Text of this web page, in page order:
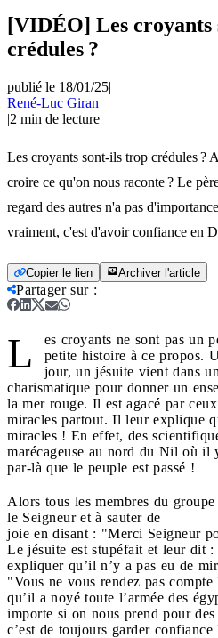
[VIDÉO] Les croyants
crédules ?
publié le 18/01/25|
René-Luc Giran
|2 min de lecture
Les croyants sont-ils trop crédules ?
croire ce qu'on nous raconte ? Le
regard des autres n'a pas
vraiment, c'est d'avoir confiance en
Copier le lien Archiver l'article
Partager sur:
L
es croyants ne sont pas un
petite histoire à ce propos.
jour, un jésuite vient dans
charismatique pour donner un
la mer rouge. Il est agacé par
miracles partout. Il leur explique
miracles ! En effet, des
marécageuse au nord du Nil où il
par-là que le peuple est passé !
Alors tous les membres du
le Seigneur et à sauter de
joie en disant : "Merci Seigneur
Le jésuite est stupéfait et leur dit
expliquer qu’il n’y a pas eu de
"Vous ne vous rendez pas
qu’il a noyé toute l’armée des
importe si on nous prend pour
c’est de toujours garder